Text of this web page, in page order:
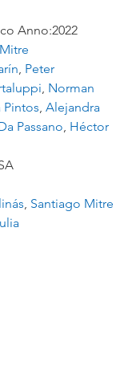
Anno:2022
, Peter
, Norman
Pintos, Alejandra
Passano, Héctor
, Santiago Mitre